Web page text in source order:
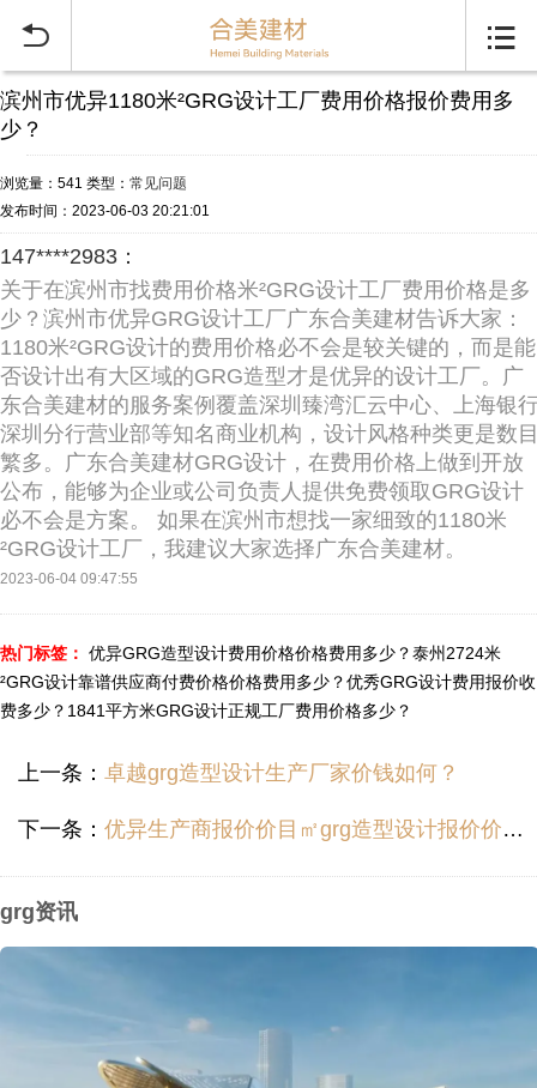
 
滨州市优异1180米²GRG设计工厂费用价格报价费用多
少？
浏览量：541 类型： 常见问题
发布时间：2023-06-03 20:21:01
147****2983：
关于在滨州市找费用价格米²GRG设计工厂费用价格是多
少？滨州市优异GRG设计工厂广东合美建材告诉大家：
1180米²GRG设计的费用价格必不会是较关键的，而是能
否设计出有大区域的GRG造型才是优异的设计工厂。广
东合美建材的服务案例覆盖深圳臻湾汇云中心、上海银
深圳分行营业部等知名商业机构，设计风格种类更是数
繁多。广东合美建材GRG设计，在费用价格上做到开放
公布，能够为企业或公司负责人提供免费领取GRG设计
必不会是方案。 如果在滨州市想找一家细致的1180米
²GRG设计工厂，我建议大家选择广东合美建材。
2023-06-04 09:47:55
热门标签： 优异GRG造型设计费用价格价格费用多少？泰州2724米
²GRG设计靠谱供应商付费价格价格费用多少？优秀GRG设计费用报价收
费多少？ 1841平方米GRG设计正规工厂费用价格多少？
上一条： 卓越grg造型设计生产厂家价钱如何？
下一条： 优异生产商报价价目㎡grg造型设计报价价目如何？
grg资讯